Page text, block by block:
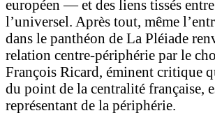
européen — et des liens tissés
l’universel. Après tout, même
dans le panthéon de La Pléiade
relation centre-périphérie par le
François Ricard, éminent critique
du point de la centralité française,
représentant de la périphérie.